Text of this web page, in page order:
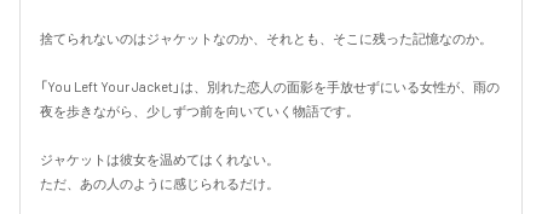
捨てられないのはジャケットなのか、それとも、そこに残った記憶なのか。
「You Left Your Jacket」は、別れた恋人の面影を手放せずにいる女性が、雨の
夜を歩きながら、少しずつ前を向いていく物語です。
ジャケットは彼女を温めてはくれない。
ただ、あの人のように感じられるだけ。